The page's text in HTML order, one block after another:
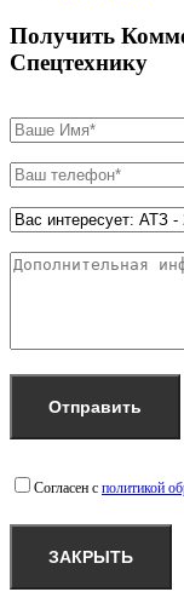
Получить
Спецтехнику
Согласен с политикой
ЗАКРЫТЬ